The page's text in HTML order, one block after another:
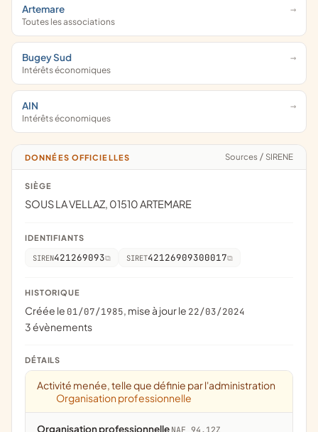
Artemare
Toutes les associations
Bugey Sud
Intérêts économiques
AIN
Intérêts économiques
DONNÉES OFFICIELLES Sources / SIRENE
SIÈGE
SOUS LA VELLAZ, 01510 ARTEMARE
IDENTIFIANTS
SIREN421269093 SIRET42126909300017
HISTORIQUE
Créée le 01/07/1985, mise à jour le 22/03/2024
3 évènements
DÉTAILS
Activité menée, telle que définie par l'administration
Organisation professionnelle
Organisation professionnelle NAF 94.12Z